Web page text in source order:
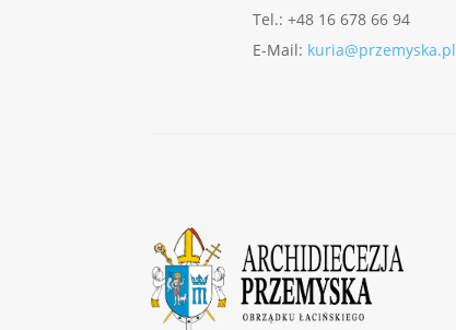
Tel.: +48 16 678 66 94
E-Mail: kuria@przemyska.pl